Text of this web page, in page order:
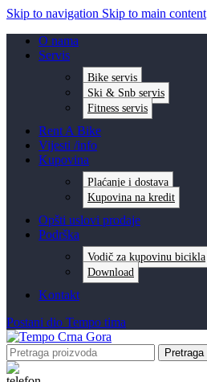
Skip to navigation Skip to main content
O nama
Servis
Bike servis
Ski & Snb servis
Fitness servis
Rent A Bike
Vijesti /info
Kupovina
Plaćanje i dostava
Kupovina na kredit
Opšti uslovi prodaje
Podrška
Vodič za kupovinu bicikla
Download
Kontakt
Postani dio Tempo tima
Pretraga